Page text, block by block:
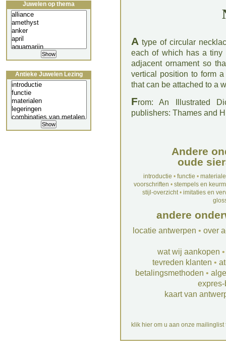
A type of circular
each of which has a tiny
adjacent ornament so
vertical position to form
that can be attached to a
From: An Illustrated
publishers: Thames and
Andere
oude
introductie • functie •
voorschriften • stempels en
stijl-overzicht• imitaties en
andere
locatie antwerpen • over
wat wij aankopen
tevreden klanten •
betalingsmethoden •
kaart van
klik hier om u aan onze mailinglist
Juwelen op thema
Antieke Juwelen Lezing